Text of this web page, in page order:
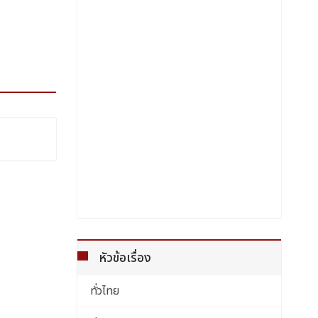
หัวข้อเรื่อง
ทั่วไทย